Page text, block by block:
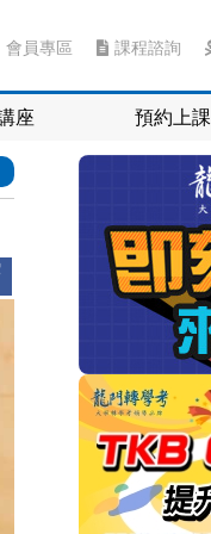
會員專區 課程諮詢
座 預約上課